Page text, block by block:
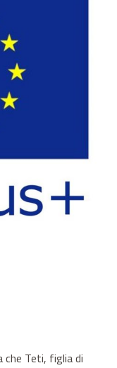
che Teti, figlia di